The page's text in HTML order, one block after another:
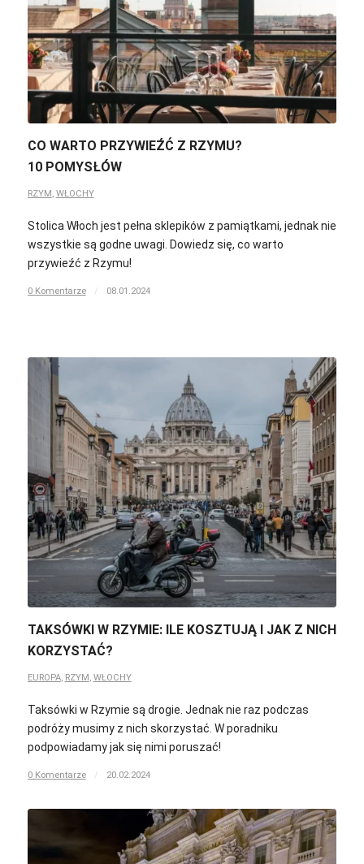
CO WARTO PRZYWIEŹĆ Z RZYMU?
10 POMYSŁÓW
RZYM, WŁOCHY
Stolica Włoch jest pełna sklepików z pamiątkami, jednak nie
wszystkie są godne uwagi. Dowiedz się, co warto
przywieźć z Rzymu!
0 Komentarze / 08.01.2024
TAKSÓWKI W RZYMIE: ILE KOSZTUJĄ I JAK Z NICH
KORZYSTAĆ?
EUROPA, RZYM, WŁOCHY
Taksówki w Rzymie są drogie. Jednak nie raz podczas
podróży musimy z nich skorzystać. W poradniku
podpowiadamy jak się nimi poruszać!
0 Komentarze / 20.02.2024